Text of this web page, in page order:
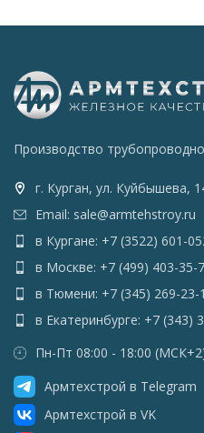
Производство
г. Курган, ул. Куйбышева,
Email: sale@armtehstroy.ru
в Кургане: +7 (3522) 601-
в Москве: +7 (499) 403-35-
в Тюмени: +7 (345) 269-23-
в Екатеринбурге: +7 (343)
Пн-Пт 08:00 - 18:00
Армтехстрой в Telegram
Армтехстрой в VK